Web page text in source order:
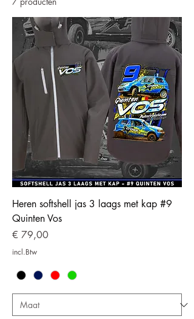
Heren softshell jas 3 laags met kap #9
Quinten Vos
Prijs
€ 79,00
incl.Btw